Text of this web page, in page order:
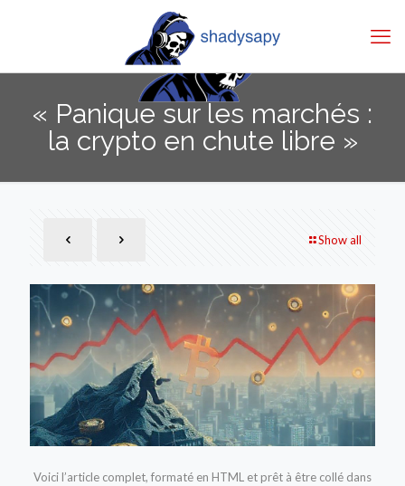
« Panique sur les marchés :
la crypto en chute libre »
Show all
Voici l’article complet, formaté en HTML et prêt à être collé dans